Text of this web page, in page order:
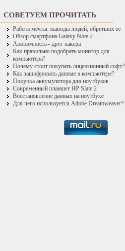
СОВЕТУЕМ ПРОЧИТАТЬ
Работа мечты: выводы людей, обретших ее
Обзор смартфона Galaxy Note 2
Анонимность - друг хакера
Как правильно подобрать монитор для
компьютера?
Почему стоит покупать лицензионный софт?
Как зашифровать данные в компьютере?
Покупка аккумулятора для ноутбуков
Современный планшет HP Slate 2
Восстановление данных на ноутбуке
Для чего используется Adobe Dreamweaver?